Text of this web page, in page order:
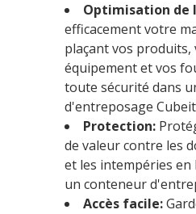
Optimisation de
efficacement votre
plaçant vos produits,
équipement et vos
toute sécurité dans
d'entreposage
Protection:
de valeur contre les
et les intempéries en
un conteneur
Accès facile: